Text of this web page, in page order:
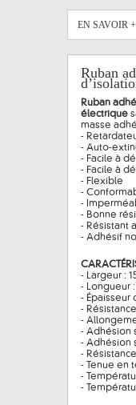
EN SAVOIR +
Ruban
Ruban
électrique
masse
-
- Auto-
- Facile à
- Facile à
- Flexible
-
-
- Bonne
- Résistant
- Adhésif
- Largeur :
- Longueur :
- Épaisseur
-
-
- Adhésion
- Adhésion
-
- Tenue en
-
-